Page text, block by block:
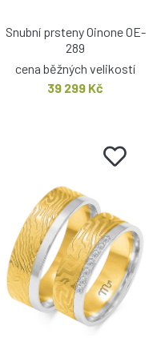
Snubní prsteny Oinone OE-
289
cena běžných velikostí
39 299 Kč